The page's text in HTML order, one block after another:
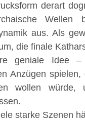
derart
Wellen
aus. Als
die finale
geniale Idee
Anzügen
wollen würde,
starke Szenen